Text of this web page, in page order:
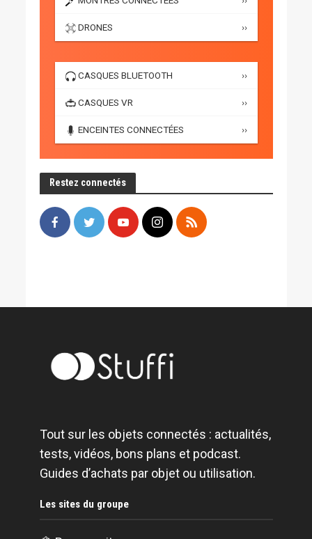
DRONES ››
CASQUES BLUETOOTH ››
CASQUES VR ››
ENCEINTES CONNECTÉES ››
Restez connectés
Tout sur les objets connectés : actualités,
tests, vidéos, bons plans et podcast.
Guides d’achats par objet ou utilisation.
Les sites du groupe